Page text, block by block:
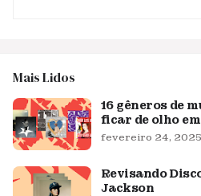
Mais Lidos
16 gêneros de
ficar de olho
fevereiro 24, 2025
Revisando
Jackson